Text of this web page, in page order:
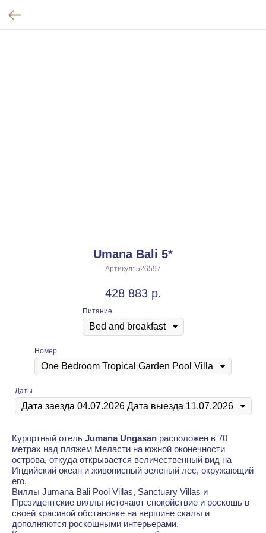
Umana Bali 5*
Артикул: 526597
428 883 р.
Питание
Номер
Даты
Курортный отель Jumana Ungasan расположен в 70
метрах над пляжем Меласти на южной оконечности
острова, откуда открывается величественный вид на
Индийский океан и живописный зеленый лес, окружающий
его.
Виллы Jumana Bali Pool Villas, Sanctuary Villas и
Президентские виллы источают спокойствие и роскошь в
своей красивой обстановке на вершине скалы и
дополняются роскошными интерьерами.